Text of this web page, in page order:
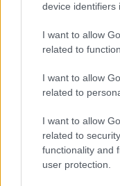
device identifiers
I want to allow
related to
I want to allow
related to
I want to allow
related to
functionality and
user protection.
Ένας21χρονος
συνελήφθησαν
Σύμφωνα με
δυο νεαροί
στα ραντάρ των
έχουν
παρόμοια